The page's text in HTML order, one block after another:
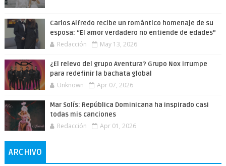
Carlos Alfredo recibe un romántico homenaje de su
esposa: “El amor verdadero no entiende de edades”
Redacción May 13, 2026
¿El relevo del grupo Aventura? Grupo Nox irrumpe
para redefinir la bachata global
Unknown Apr 07, 2026
Mar Solís: República Dominicana ha inspirado casi
todas mis canciones
Redacción Apr 01, 2026
ARCHIVO